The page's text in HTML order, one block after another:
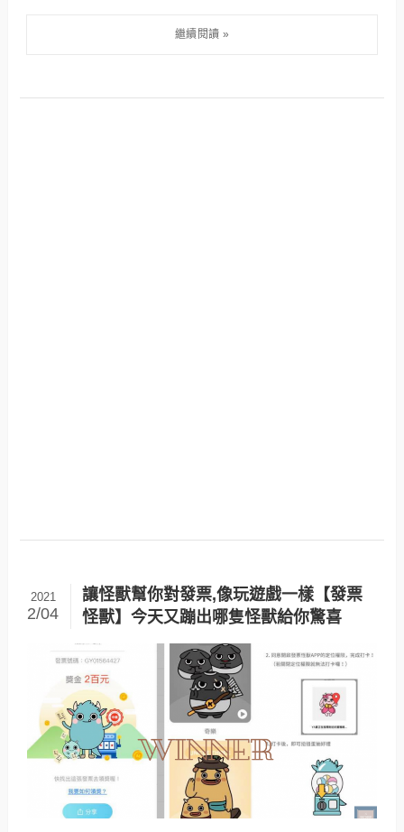
讓怪獸幫你對發票,像玩遊戲一樣【發票
怪獸】今天又蹦出哪隻怪獸給你驚喜
2021
2/04